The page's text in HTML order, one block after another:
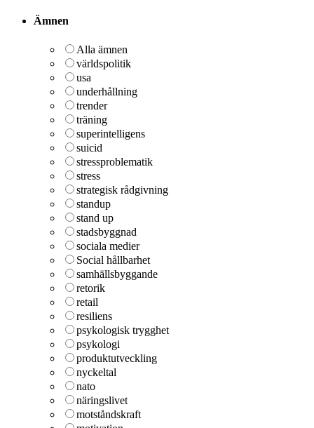
Ämnen
Alla ämnen
världspolitik
usa
underhållning
trender
träning
superintelligens
suicid
stressproblematik
stress
strategisk rådgivning
standup
stand up
stadsbyggnad
sociala medier
Social hållbarhet
samhällsbyggande
retorik
retail
resiliens
psykologisk trygghet
psykologi
produktutveckling
nyckeltal
nato
näringslivet
motståndskraft